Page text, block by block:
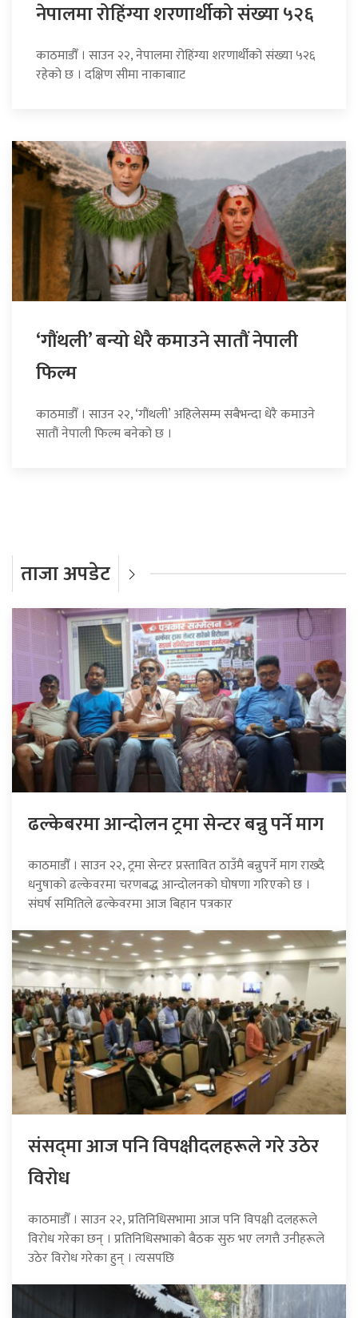
नेपालमा रोहिंग्या शरणार्थीको संख्या ५२६
काठमाडौँ । साउन २२, नेपालमा रोहिंग्या शरणार्थीको संख्या ५२६
रहेको छ । दक्षिण सीमा नाकाबााट
‘गौंथली’ बन्यो धेरै कमाउने सातौं नेपाली
फिल्म
काठमाडौँ । साउन २२, ‘गौंथली’ अहिलेसम्म सबैभन्दा धेरै कमाउने
सातौं नेपाली फिल्म बनेको छ ।
ताजा अपडेट
ढल्केबरमा आन्दोलन ट्रमा सेन्टर बन्नु पर्ने माग
काठमाडौँ । साउन २२, ट्रमा सेन्टर प्रस्तावित ठाउँमै बन्नुपर्ने माग राख्दै
धनुषाको ढल्केवरमा चरणबद्ध आन्दोलनको घोषणा गरिएको छ ।
संघर्ष समितिले ढल्केवरमा आज बिहान पत्रकार
संसद्‍मा आज पनि विपक्षीदलहरूले गरे उठेर
विरोध
काठमाडौँ । साउन २२, प्रतिनिधिसभामा आज पनि विपक्षी दलहरूले
विरोध गरेका छन् । प्रतिनिधिसभाको बैठक सुरु भए लगत्तै उनीहरूले
उठेर विरोध गरेका हुन् । त्यसपछि